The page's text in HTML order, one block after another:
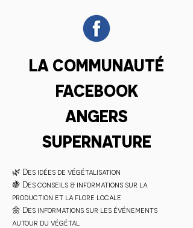
LA COMMUNAUTÉ
FACEBOOK
ANGERS
SUPERNATURE
🌿 Des idées de végétalisation
🍇 Des conseils & informations sur la
production et la flore locale
🌼 Des informations sur les événements
autour du végétal